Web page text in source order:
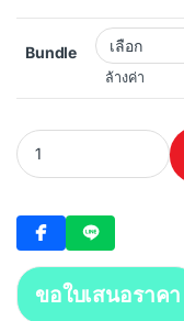
Bundle
ล้างค่า
FortiGate 100F quantity
ขอใบเสนอราคา